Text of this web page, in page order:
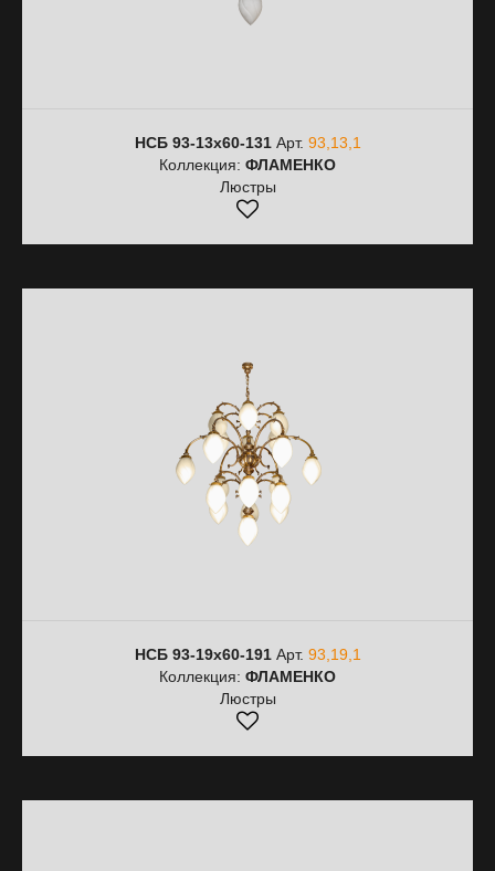
НСБ 93-13х60-131Арт. 93,13,1
Коллекция: ФЛАМЕНКО
Люстры
НСБ 93-19х60-191Арт. 93,19,1
Коллекция: ФЛАМЕНКО
Люстры